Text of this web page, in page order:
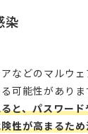
染
などのマルウ
可能性がありま
と、パスワー
性が高まるた